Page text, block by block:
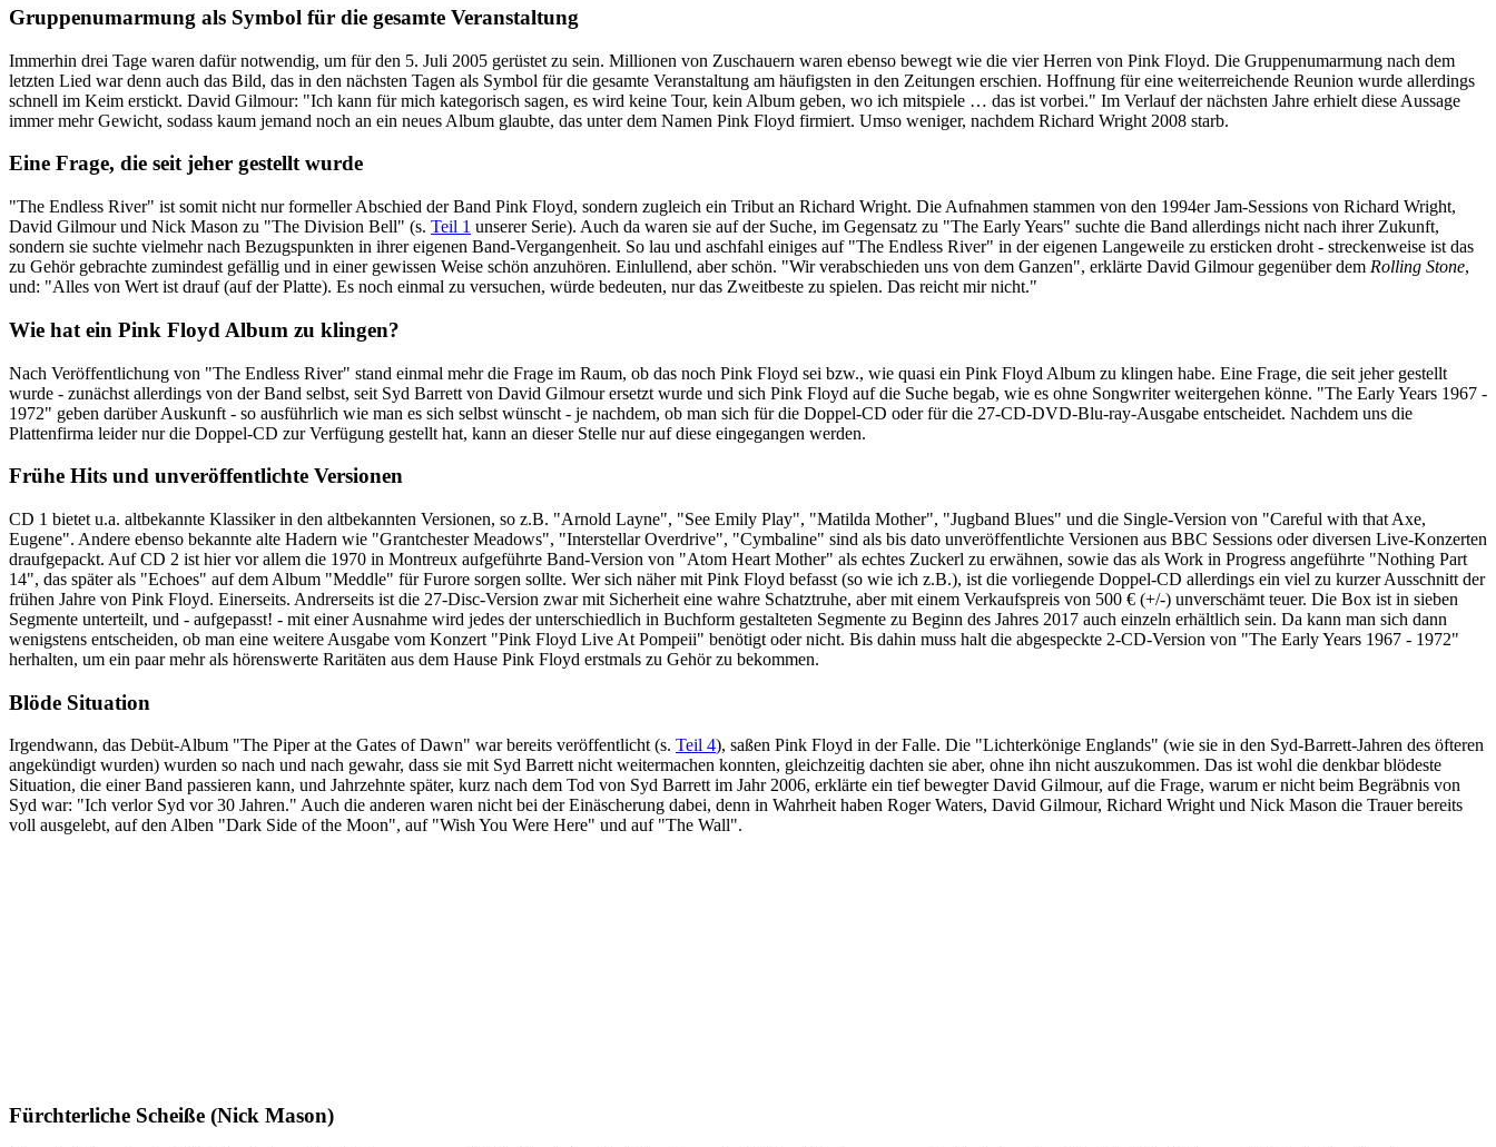
Gruppenumarmung als Symbol für die gesamte Veranstaltung
Immerhin drei Tage waren dafür notwendig, um für den 5. Juli 2005 gerüstet zu sein. Millionen von Zuschauern waren ebenso bewegt wie die vier Herren von Pink Floyd. Die Gruppenumarmung nach dem
letzten Lied war denn auch das Bild, das in den nächsten Tagen als Symbol für die gesamte Veranstaltung am häufigsten in den Zeitungen erschien. Hoffnung für eine weiterreichende Reunion wurde allerdings
schnell im Keim erstickt. David Gilmour: "Ich kann für mich kategorisch sagen, es wird keine Tour, kein Album geben, wo ich mitspiele … das ist vorbei." Im Verlauf der nächsten Jahre erhielt diese Aussage
immer mehr Gewicht, sodass kaum jemand noch an ein neues Album glaubte, das unter dem Namen Pink Floyd firmiert. Umso weniger, nachdem Richard Wright 2008 starb.
Eine Frage, die seit jeher gestellt wurde
"The Endless River" ist somit nicht nur formeller Abschied der Band Pink Floyd, sondern zugleich ein Tribut an Richard Wright. Die Aufnahmen stammen von den 1994er Jam-Sessions von Richard Wright,
David Gilmour und Nick Mason zu "The Division Bell" (s. Teil 1 unserer Serie). Auch da waren sie auf der Suche, im Gegensatz zu "The Early Years" suchte die Band allerdings nicht nach ihrer Zukunft,
sondern sie suchte vielmehr nach Bezugspunkten in ihrer eigenen Band-Vergangenheit. So lau und aschfahl einiges auf "The Endless River" in der eigenen Langeweile zu ersticken droht - streckenweise ist das
zu Gehör gebrachte zumindest gefällig und in einer gewissen Weise schön anzuhören. Einlullend, aber schön. "Wir verabschieden uns von dem Ganzen", erklärte David Gilmour gegenüber dem Rolling Stone,
und: "Alles von Wert ist drauf (auf der Platte). Es noch einmal zu versuchen, würde bedeuten, nur das Zweitbeste zu spielen. Das reicht mir nicht."
Wie hat ein Pink Floyd Album zu klingen?
Nach Veröffentlichung von "The Endless River" stand einmal mehr die Frage im Raum, ob das noch Pink Floyd sei bzw., wie quasi ein Pink Floyd Album zu klingen habe. Eine Frage, die seit jeher gestellt
wurde - zunächst allerdings von der Band selbst, seit Syd Barrett von David Gilmour ersetzt wurde und sich Pink Floyd auf die Suche begab, wie es ohne Songwriter weitergehen könne. "The Early Years 1967 -
1972" geben darüber Auskunft - so ausführlich wie man es sich selbst wünscht - je nachdem, ob man sich für die Doppel-CD oder für die 27-CD-DVD-Blu-ray-Ausgabe entscheidet. Nachdem uns die
Plattenfirma leider nur die Doppel-CD zur Verfügung gestellt hat, kann an dieser Stelle nur auf diese eingegangen werden.
Frühe Hits und unveröffentlichte Versionen
CD 1 bietet u.a. altbekannte Klassiker in den altbekannten Versionen, so z.B. "Arnold Layne", "See Emily Play", "Matilda Mother", "Jugband Blues" und die Single-Version von "Careful with that Axe,
Eugene". Andere ebenso bekannte alte Hadern wie "Grantchester Meadows", "Interstellar Overdrive", "Cymbaline" sind als bis dato unveröffentlichte Versionen aus BBC Sessions oder diversen Live-Konzerten
draufgepackt. Auf CD 2 ist hier vor allem die 1970 in Montreux aufgeführte Band-Version von "Atom Heart Mother" als echtes Zuckerl zu erwähnen, sowie das als Work in Progress angeführte "Nothing Part
14", das später als "Echoes" auf dem Album "Meddle" für Furore sorgen sollte. Wer sich näher mit Pink Floyd befasst (so wie ich z.B.), ist die vorliegende Doppel-CD allerdings ein viel zu kurzer Ausschnitt der
frühen Jahre von Pink Floyd. Einerseits. Andrerseits ist die 27-Disc-Version zwar mit Sicherheit eine wahre Schatztruhe, aber mit einem Verkaufspreis von 500 € (+/-) unverschämt teuer. Die Box ist in sieben
Segmente unterteilt, und - aufgepasst! - mit einer Ausnahme wird jedes der unterschiedlich in Buchform gestalteten Segmente zu Beginn des Jahres 2017 auch einzeln erhältlich sein. Da kann man sich dann
wenigstens entscheiden, ob man eine weitere Ausgabe vom Konzert "Pink Floyd Live At Pompeii" benötigt oder nicht. Bis dahin muss halt die abgespeckte 2-CD-Version von "The Early Years 1967 - 1972"
herhalten, um ein paar mehr als hörenswerte Raritäten aus dem Hause Pink Floyd erstmals zu Gehör zu bekommen.
Blöde Situation
Irgendwann, das Debüt-Album "The Piper at the Gates of Dawn" war bereits veröffentlicht (s. Teil 4), saßen Pink Floyd in der Falle. Die "Lichterkönige Englands" (wie sie in den Syd-Barrett-Jahren des öfteren
angekündigt wurden) wurden so nach und nach gewahr, dass sie mit Syd Barrett nicht weitermachen konnten, gleichzeitig dachten sie aber, ohne ihn nicht auszukommen. Das ist wohl die denkbar blödeste
Situation, die einer Band passieren kann, und Jahrzehnte später, kurz nach dem Tod von Syd Barrett im Jahr 2006, erklärte ein tief bewegter David Gilmour, auf die Frage, warum er nicht beim Begräbnis von
Syd war: "Ich verlor Syd vor 30 Jahren." Auch die anderen waren nicht bei der Einäscherung dabei, denn in Wahrheit haben Roger Waters, David Gilmour, Richard Wright und Nick Mason die Trauer bereits
voll ausgelebt, auf den Alben "Dark Side of the Moon", auf "Wish You Were Here" und auf "The Wall".
Fürchterliche Scheiße (Nick Mason)